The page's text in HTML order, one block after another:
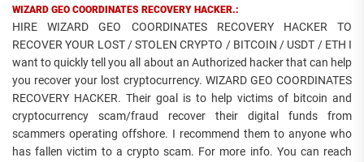
WIZARD GEO COORDINATES RECOVERY HACKER.:
HIRE WIZARD GEO COORDINATES RECOVERY HACKER TO
RECOVER YOUR LOST / STOLEN CRYPTO / BITCOIN / USDT / ETH I
want to quickly tell you all about an Authorized hacker that can help
you recover your lost cryptocurrency. WIZARD GEO COORDINATES
RECOVERY HACKER. Their goal is to help victims of bitcoin and
cryptocurrency scam/fraud recover their digital funds from
scammers operating offshore. I recommend them to anyone who
has fallen victim to a crypto scam. For more info. You can reach